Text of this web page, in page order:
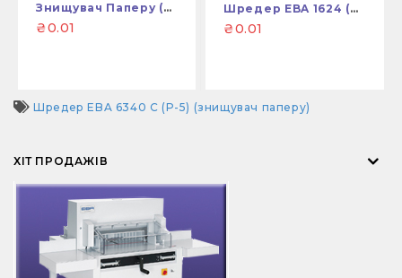
Знищувач Паперу (шредер) EBA 5300
₴0.01
Шредер EBA 1624 (P-2) (знищувач Паперу)
₴0.01
Шредер EBA 6340 C (P-5) (знищувач паперу)
ХІТ ПРОДАЖІВ